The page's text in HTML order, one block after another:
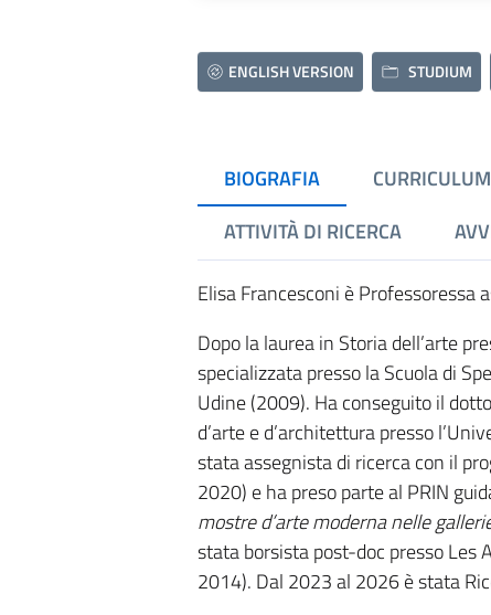
ENGLISH VERSION STUDIUM
BIOGRAFIA CURRICULUM
ATTIVITÀ DI RICERCA
Elisa Francesconi è Professoressa
Dopo la laurea in Storia dell’arte
specializzata presso la Scuola di
Udine (2009). Ha conseguito il
d’arte e d’architettura presso
stata assegnista di ricerca con il
2020) e ha preso parte al PRIN
mostre d’arte moderna nelle
stata borsista post-doc presso Les
2014). Dal 2023 al 2026 è stata